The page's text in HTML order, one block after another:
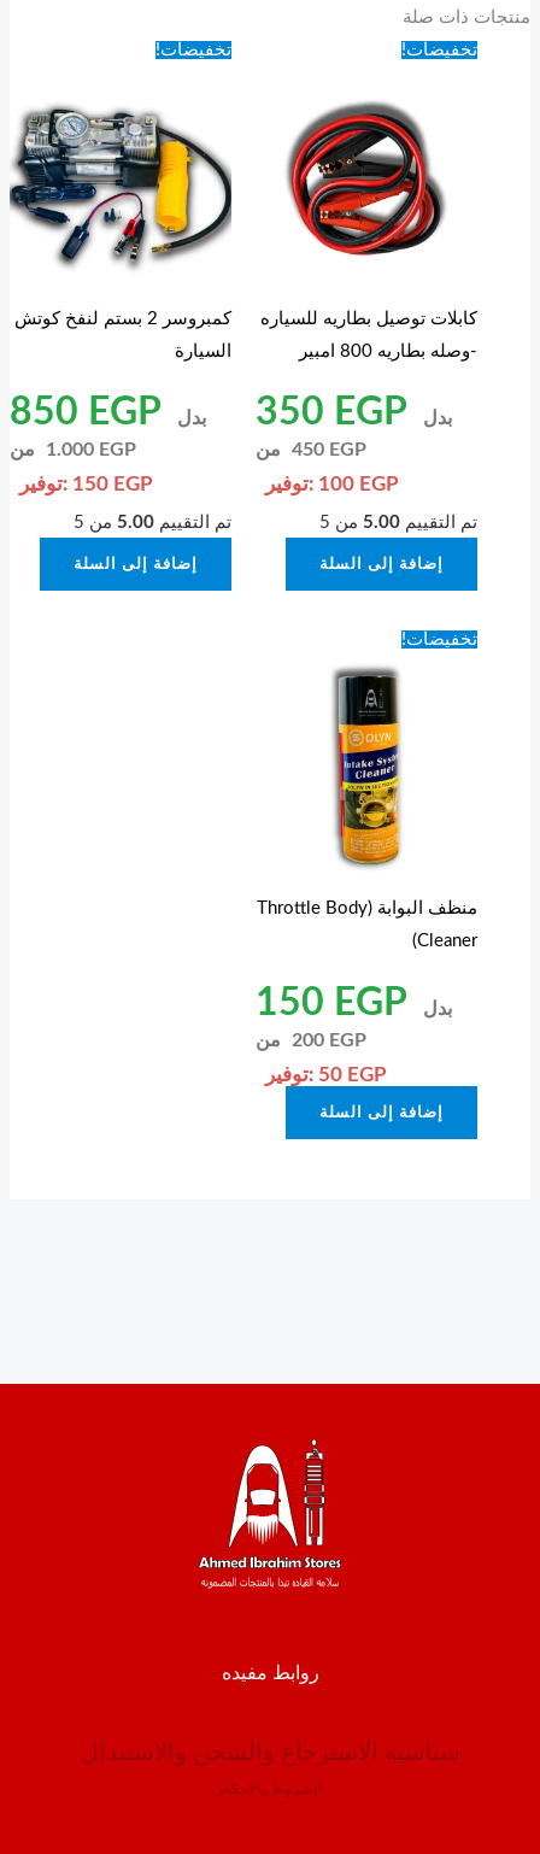
منتجات ذات صلة
تخفيضات!
كابلات توصيل بطاريه للسياره
-وصله بطاريه 800 امبير
350 EGP
بدل
450 EGP
توفير: 100 EGP
تم التقييم 5.00من 5
إضافة إلى السلة
تخفيضات!
كمبروسر 2 بستم لنفخ كوتش
السيارة
850 EGP
بدل
1.000 EGP
توفير: 150 EGP
تم التقييم 5.00من 5
إضافة إلى السلة
تخفيضات!
منظف البوابة (Throttle Body
Cleaner)
150 EGP
بدل
200 EGP
توفير: 50 EGP
إضافة إلى السلة
روابط مفيده
سياسيه الاسترجاع والشحن والاستبدال
الشروط والاحكام